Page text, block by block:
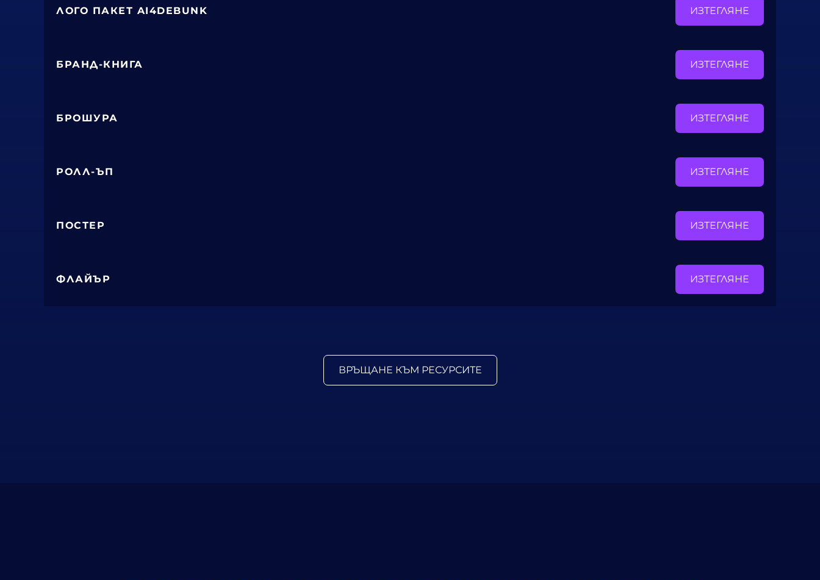
ЛОГО ПАКЕТ AI4DEBUNK ИЗТЕГЛЯНЕ
БРАНД-КНИГА ИЗТЕГЛЯНЕ
БРОШУРА ИЗТЕГЛЯНЕ
РОЛЛ-ЪП ИЗТЕГЛЯНЕ
ПОСТЕР ИЗТЕГЛЯНЕ
ФЛАЙЪР ИЗТЕГЛЯНЕ
ВРЪЩАНЕ КЪМ РЕСУРСИТЕ